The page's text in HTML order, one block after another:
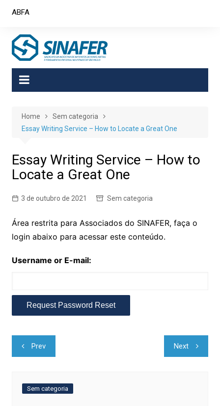
ABFA
Home
Sem categoria
Essay Writing Service – How to Locate a Great One
Essay Writing Service – How to
Locate a Great One
3 de outubro de 2021 Sem categoria
Área restrita para Associados do SINAFER, faça o
login abaixo para acessar este conteúdo.
Username or E-mail:
Navegação
de
Prev Next
Sem categoria